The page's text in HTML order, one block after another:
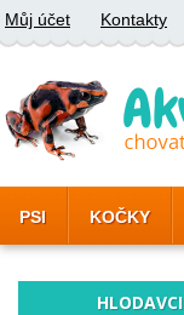
Můj účet Kontakty
PSI KOČKY
HLODAVCI